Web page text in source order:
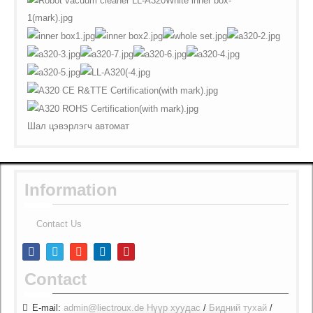
Шал цэвэрлэгч автомат
Information
Contact Us
Contact
E-mail: admin@liectroux.de Нүүр хуудас / Бидний тухай /